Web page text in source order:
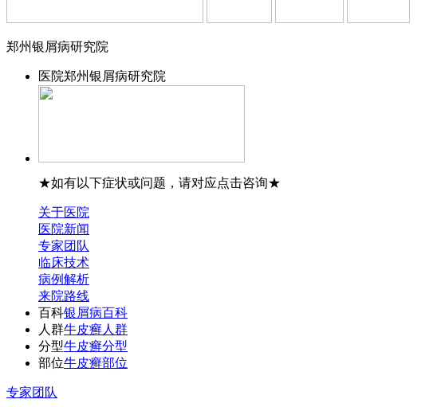
郑州银屑病研究院
医院郑州银屑病研究院
★如有以下症状或问题，请对应点击咨询★
关于医院
医院新闻
专家团队
临床技术
病例解析
来院路线
百科银屑病百科
人群牛皮癣人群
分型牛皮癣分型
部位牛皮癣部位
专家团队
王宝旗 副主任医